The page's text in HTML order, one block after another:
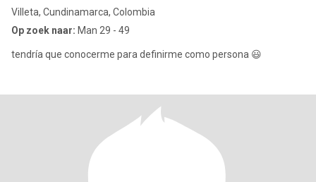
Villeta, Cundinamarca, Colombia
Op zoek naar: Man 29 - 49
tendría que conocerme para definirme como persona 😃